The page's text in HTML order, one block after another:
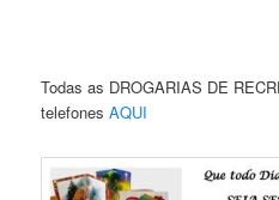
Todas as DROGARIAS DE
telefonesAQUI